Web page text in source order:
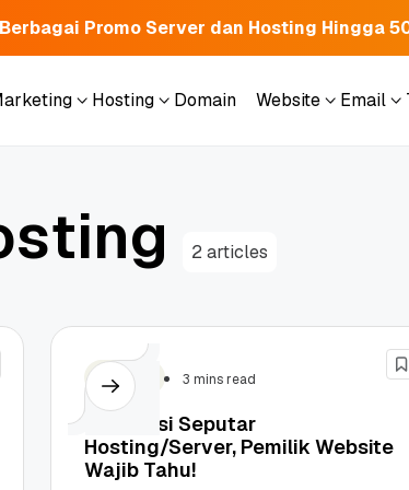
Promo Server dan Hosting Hingga
Hosting
Domain
Website
Email
sting 2 articles
Hosting 3 mins read
Informasi Seputar
Hosting/Server, Pemilik Website
Wajib Tahu!